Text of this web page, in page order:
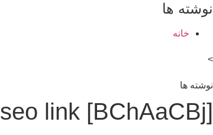
نوشته ها
خانه
>
نوشته ها
seo link [BChAaCBj]